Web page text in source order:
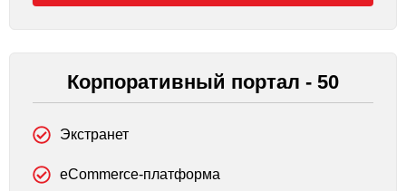
Корпоративный портал - 50
Экстранет
eCommerce-платформа